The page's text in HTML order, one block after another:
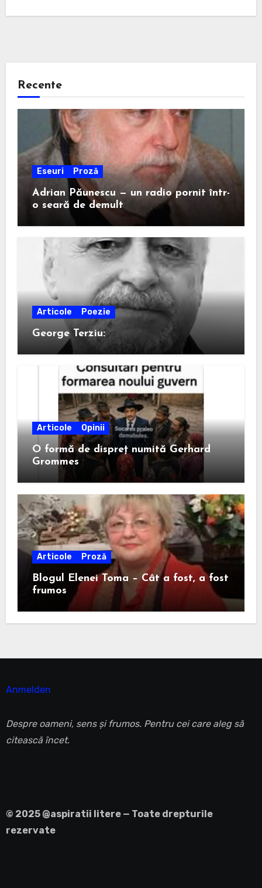
Recente
Eseuri Proză
Adrian Păunescu — un radio pornit într-
o seară de demult
Articole Poezie
George Terziu:
Articole Opinii
O formă de dispreț numită Gerhard
Grommes
Articole Proză
Blogul Elenei Toma – Cât a fost, a fost
frumos
Anmelden
Despre oameni, sens și frumos. Pentru cei care aleg să
citească încet.
© 2025 @aspiratii litere — Toate drepturile
rezervate